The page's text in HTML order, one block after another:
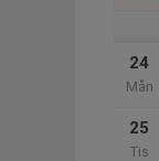
24
Mån
25
Tis